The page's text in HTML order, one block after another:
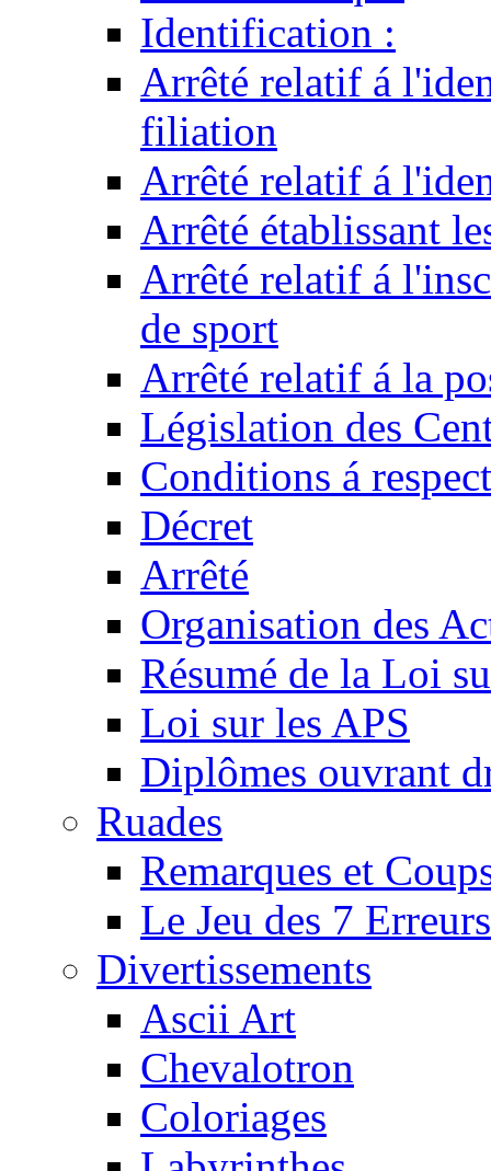
Identification :
Arrêté relatif á
filiation
Arrêté relatif á
Arrêté établissant
Arrêté relatif á
de sport
Arrêté relatif á la
Législation des
Conditions á
Décret
Arrêté
Organisation des
Résumé de la Loi
Loi sur les APS
Diplômes ouvrant
Ruades
Remarques et
Le Jeu des 7 Erreurs
Divertissements
Ascii Art
Chevalotron
Coloriages